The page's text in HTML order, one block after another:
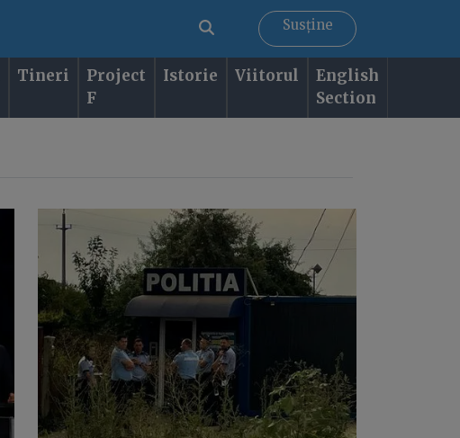
Susține
Tineri
Project
F
Istorie Viitorul
English
Section